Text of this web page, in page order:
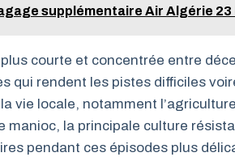
supplémentaire Air Algérie
courte et concentrée entre
qui rendent les pistes difficiles
vie locale, notamment
manioc, la principale culture
pendant ces épisodes plus